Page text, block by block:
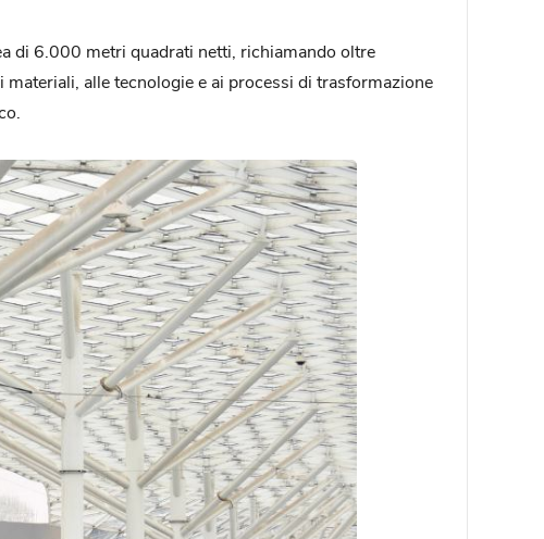
di 6.000 metri quadrati netti, richiamando oltre
alle tecnologie e ai processi di trasformazione